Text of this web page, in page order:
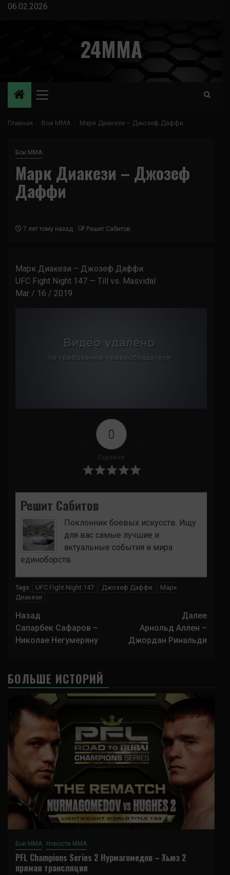
Перейти
06.02.2026
24MMA
Основное
Главная Бои ММА Марк Диакези – Джозеф Даффи
Бои ММА
Марк Диакези – Джозеф
Даффи
7 лет тому назад Решит Сабитов
Марк Диакези – Джозеф Даффи
UFC Fight Night 147 — Till vs. Masvidal
Mar / 16 / 2019
0
Оцените
Решит Сабитов
Поклонник боевых искусств. Ищу
для вас самые лучшие и
актуальные события и мира
единоборств.
Tags: UFC Fight Night 147 Джозеф Даффи
Марк
Диакези
Навигация
записи
Назад
Сапарбек Сафаров –
Николае Негумеряну
Далее
Арнольд Аллен –
Джордан Ринальди
БОЛЬШЕ ИСТОРИЙ
Бои ММА Новости ММА
PFL Champions Series 2 Нурмагомедов – Хьюз 2
прямая трансляция